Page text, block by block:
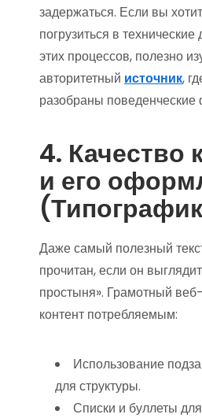
задержаться. Если вы
погрузиться в
этих процессов, полезно
авторитетный источник,
разобраны поведенческие
4. Качество
и его
Даже самый полезный
прочитан, если он
простыня». Грамотный
контент потребляемым:
Использование
для структуры.
Списки и буллеты для